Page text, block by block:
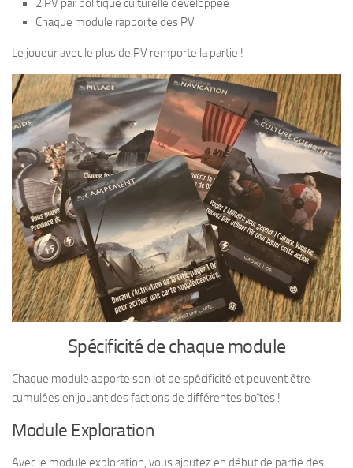
2 PV par politique culturelle développée
Chaque module rapporte des PV
Le joueur avec le plus de PV remporte la partie !
Spécificité de chaque module
Chaque module apporte son lot de spécificité et peuvent être
cumulées en jouant des factions de différentes boîtes !
Module Exploration
Avec le module exploration, vous ajoutez en début de partie des